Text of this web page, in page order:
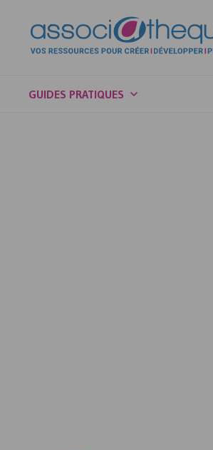
GUIDES PRATIQUES